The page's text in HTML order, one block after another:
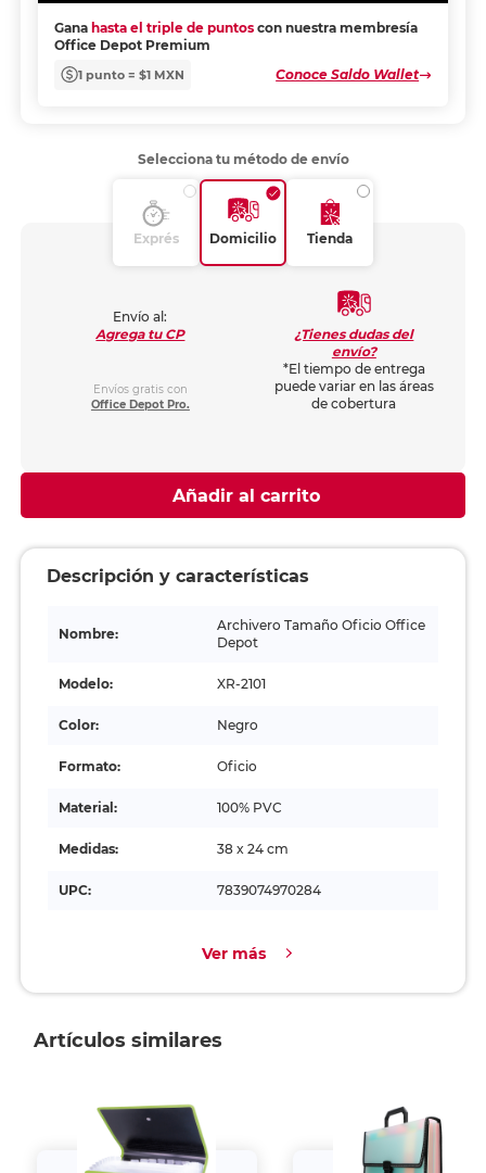
Gana hasta el triple de puntos con nuestra membresía
Office Depot Premium
1 punto = $1 MXN Conoce Saldo Wallet
Selecciona tu método de envío
Exprés Domicilio Tienda
Envío al:
Agrega tu CP
Envíos gratis con
Office Depot Pro.
¿Tienes dudas del
envío?
*El tiempo de entrega
puede variar en las áreas
de cobertura
Añadir al carrito
Descripción y características
Nombre:
Archivero Tamaño Oficio Office
Depot
Modelo: XR-2101
Color: Negro
Formato: Oficio
Material: 100% PVC
Medidas: 38 x 24 cm
UPC: 7839074970284
Ver más
Artículos similares